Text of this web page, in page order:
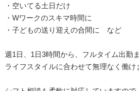
・空いてる土日だけ
・Wワークのスキマ時間に
・子どもの送り迎えの合間に など
週1日、1日3時間から、フルタイム出勤
ライフスタイルに合わせて無理なく働け